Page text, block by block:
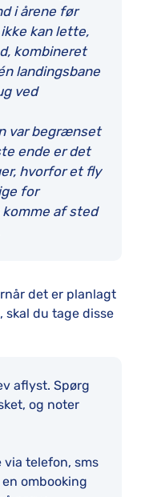
i årene før
kan lette,
kombineret
landingsbane
ved
var begrænset
ende er det
hvorfor et fly
for
komme af sted
det er planlagt
skal du tage disse
aflyst. Spørg
og noter
via telefon, sms
ombooking